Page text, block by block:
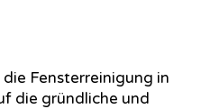
Fensterreinigung in
die gründliche und